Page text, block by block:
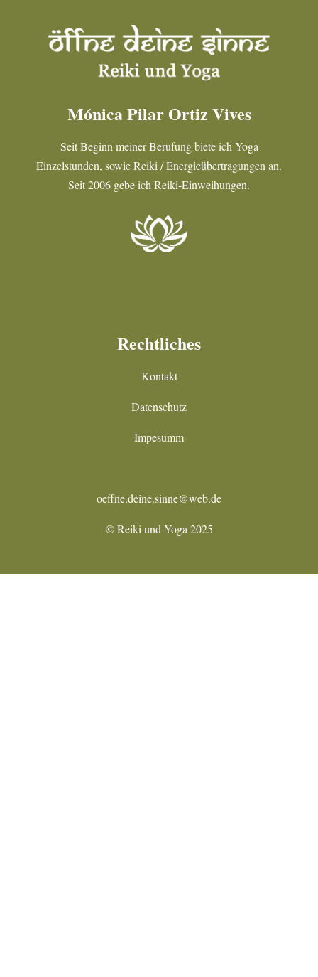
Mónica Pilar Ortiz Vives
Seit Beginn meiner Berufung biete ich Yoga
Einzelstunden, sowie Reiki / Energieübertragungen an.
Seit 2006 gebe ich Reiki-Einweihungen.
Rechtliches
Kontakt
Datenschutz
Impesumm
oeffne.deine.sinne@web.de
© Reiki und Yoga 2025